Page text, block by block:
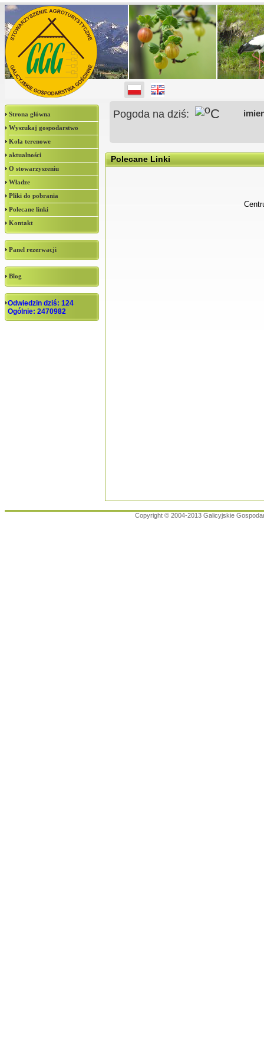
Strona główna
Wyszukaj gospodarstwo
Koła terenowe
aktualności
O stowarzyszeniu
Władze
Pliki do pobrania
Polecane linki
Kontakt
Panel rezerwacji
Blog
Odwiedzin dziś: 124
Ogólnie: 2470982
Pogoda na dziś: oC
Polecane Linki
Copyright © 2004-2013 Galicyjskie